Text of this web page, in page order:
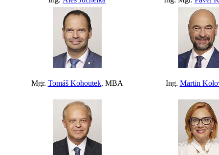
Mgr. Tomáš Kohoutek, MBA Ing. Martin